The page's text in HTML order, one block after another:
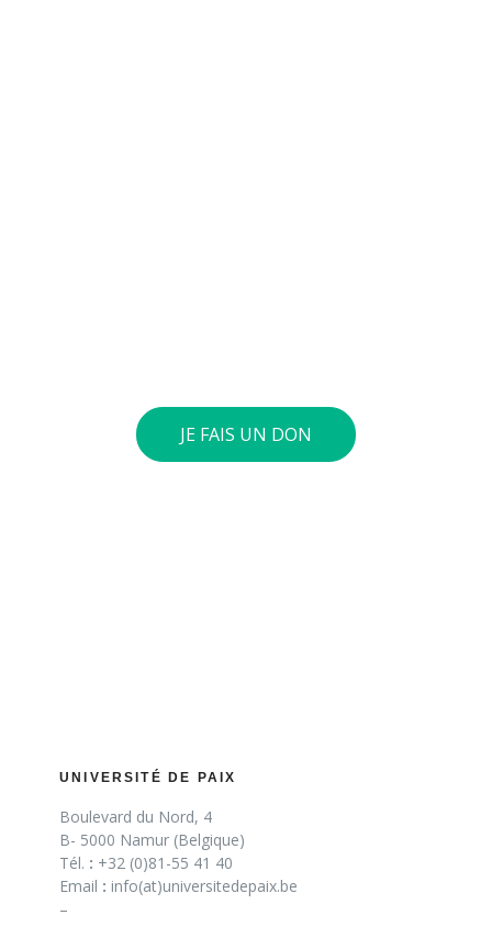
JE FAIS UN DON
UNIVERSITÉ DE PAIX
Boulevard du Nord, 4
B- 5000 Namur (Belgique)
Tél. : +32 (0)81-55 41 40
Email : info(at)universitedepaix.be
–